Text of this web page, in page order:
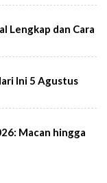
Lengkap dan Cara
Ini 5 Agustus
Macan hingga